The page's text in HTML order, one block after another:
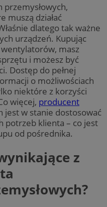
muszą działać
dlatego tak ważne
urządzeń. Kupując
masz
i możesz być
Dostęp do pełnej
o możliwościach
niektóre z korzyści
więcej, producent
jest w stanie dostosować
potrzeb klienta – co jest
od pośrednika.
z